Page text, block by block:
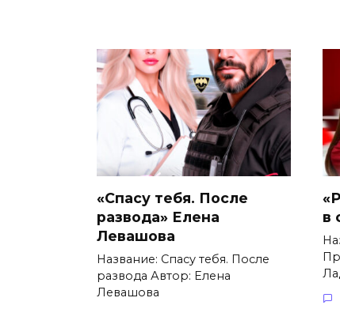
«Спасу тебя. После
развода» Елена
Левашова
Название: Спасу тебя. После
развода Автор: Елена
Левашова
в